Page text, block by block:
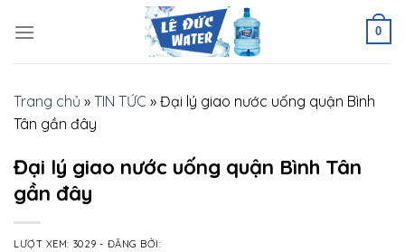
0
Trang chủ » TIN TỨC » Đại lý giao nước uống quận Bình
Tân gần đây
Đại lý giao nước uống quận Bình Tân
gần đây
LƯỢT XEM: 3029 - ĐĂNG BỞI: